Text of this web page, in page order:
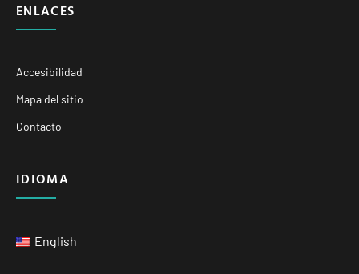
ENLACES
Accesibilidad
Mapa del sitio
Contacto
IDIOMA
English